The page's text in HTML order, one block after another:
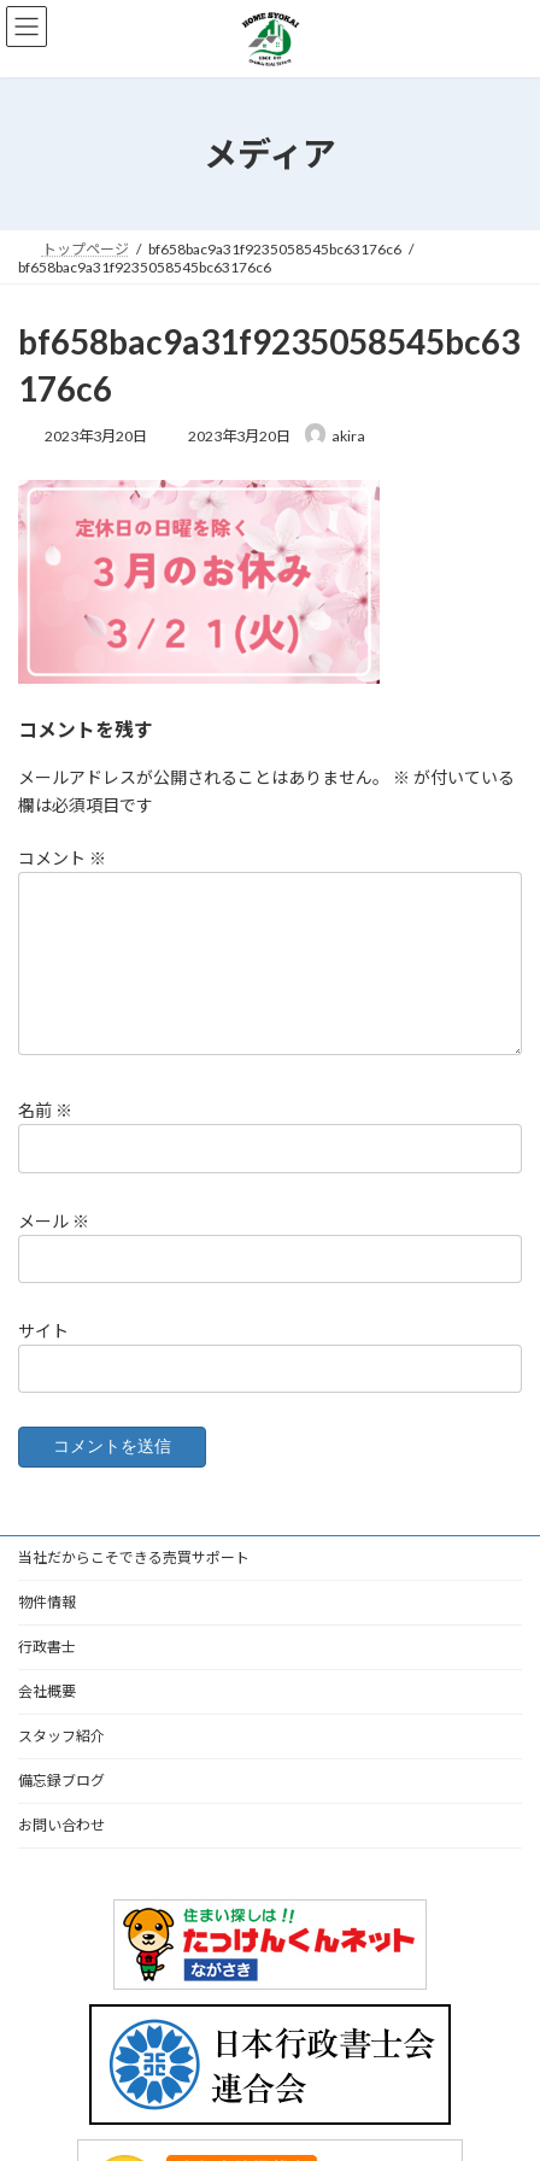
コ
ン
ン
ナ
ビ
ー
メディア
トップページ
bf658bac9a31f9235058545bc63176c6
bf658bac9a31f9235058545bc63176c6
bf658bac9a31f9235058545bc63
176c6
2023年3月20日
最
新
日
時
:
2023年3月20日 akira
コメントを残す
メールアドレスが公開されることはありません。 ※ が付いている
欄は必須項目です
コメント ※
名前 ※
メール ※
サイト
当社だからこそできる売買サポート
物件情報
行政書士
会社概要
スタッフ紹介
備忘録ブログ
お問い合わせ